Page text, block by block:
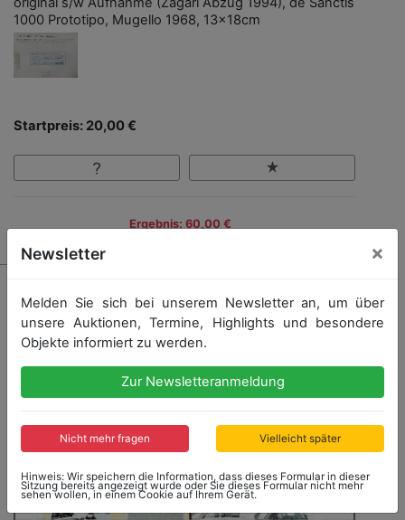
1000 Prototipo, Mugello 1968, 13x18cm
Startpreis: 20,00 €
Ergebnis: 60,00 €
Newsletter ×
Melden Sie sich bei unserem Newsletter an, um über
unsere Auktionen, Termine, Highlights und besondere
Objekte informiert zu werden.
Zur Newsletteranmeldung
Nicht mehr fragen Vielleicht später
Hinweis: Wir speichern die Information, dass dieses Formular in dieser
Sitzung bereits angezeigt wurde oder Sie dieses Formular nicht mehr
sehen wollen, in einem Cookie auf Ihrem Gerät.